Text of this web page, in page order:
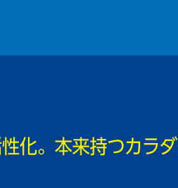
化。本来持つカラ